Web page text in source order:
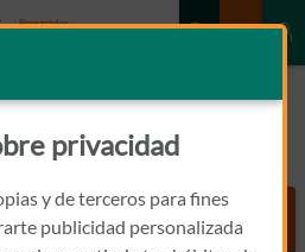
privacidad
y de terceros para fines
publicidad personalizada